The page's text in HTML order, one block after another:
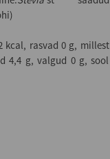
kcal, rasvad 0 g, millest
4,4 g, valgud 0 g, sool